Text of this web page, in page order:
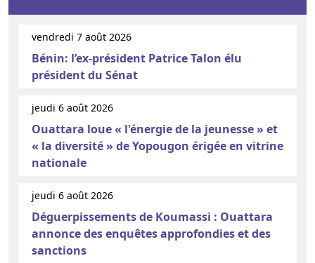
vendredi 7 août 2026
Bénin: l’ex-président Patrice Talon élu
président du Sénat
jeudi 6 août 2026
Ouattara loue « l'énergie de la jeunesse » et
« la diversité » de Yopougon érigée en vitrine
nationale
jeudi 6 août 2026
Déguerpissements de Koumassi : Ouattara
annonce des enquêtes approfondies et des
sanctions